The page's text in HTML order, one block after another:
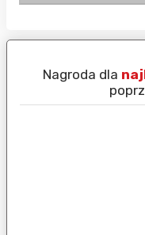
Nagroda dla